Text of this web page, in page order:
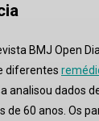
BMJ Open
diferentes
analisou dados
de 60 anos. Os